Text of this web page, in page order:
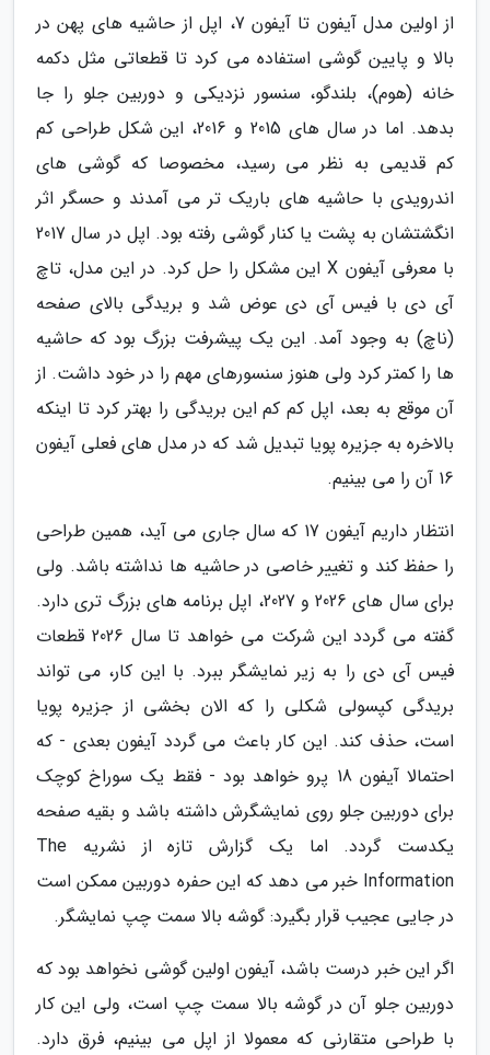
از اولین مدل آیفون تا آیفون 7، اپل از حاشیه های پهن در
بالا و پایین گوشی استفاده می کرد تا قطعاتی مثل دکمه
خانه (هوم)، بلندگو، سنسور نزدیکی و دوربین جلو را جا
بدهد. اما در سال های 2015 و 2016، این شکل طراحی کم
کم قدیمی به نظر می رسید، مخصوصا که گوشی های
اندرویدی با حاشیه های باریک تر می آمدند و حسگر اثر
انگشتشان به پشت یا کنار گوشی رفته بود. اپل در سال 2017
با معرفی آیفون X این مشکل را حل کرد. در این مدل، تاچ
آی دی با فیس آی دی عوض شد و بریدگی بالای صفحه
(ناچ) به وجود آمد. این یک پیشرفت بزرگ بود که حاشیه
ها را کمتر کرد ولی هنوز سنسورهای مهم را در خود داشت. از
آن موقع به بعد، اپل کم کم این بریدگی را بهتر کرد تا اینکه
بالاخره به جزیره پویا تبدیل شد که در مدل های فعلی آیفون
16 آن را می بینیم.
انتظار داریم آیفون 17 که سال جاری می آید، همین طراحی
را حفظ کند و تغییر خاصی در حاشیه ها نداشته باشد. ولی
برای سال های 2026 و 2027، اپل برنامه های بزرگ تری دارد.
گفته می گردد این شرکت می خواهد تا سال 2026 قطعات
فیس آی دی را به زیر نمایشگر ببرد. با این کار، می تواند
بریدگی کپسولی شکلی را که الان بخشی از جزیره پویا
است، حذف کند. این کار باعث می گردد آیفون بعدی - که
احتمالا آیفون 18 پرو خواهد بود - فقط یک سوراخ کوچک
برای دوربین جلو روی نمایشگرش داشته باشد و بقیه صفحه
یکدست گردد. اما یک گزارش تازه از نشریه The
Information خبر می دهد که این حفره دوربین ممکن است
در جایی عجیب قرار بگیرد: گوشه بالا سمت چپ نمایشگر.
اگر این خبر درست باشد، آیفون اولین گوشی نخواهد بود که
دوربین جلو آن در گوشه بالا سمت چپ است، ولی این کار
با طراحی متقارنی که معمولا از اپل می بینیم، فرق دارد.